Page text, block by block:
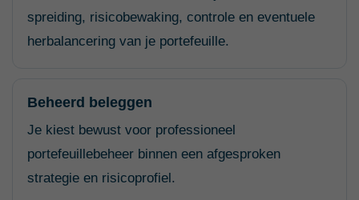
spreiding, risicobewaking, controle en eventuele
herbalancering van je portefeuille.
Beheerd beleggen
Je kiest bewust voor professioneel
portefeuillebeheer binnen een afgesproken
strategie en risicoprofiel.